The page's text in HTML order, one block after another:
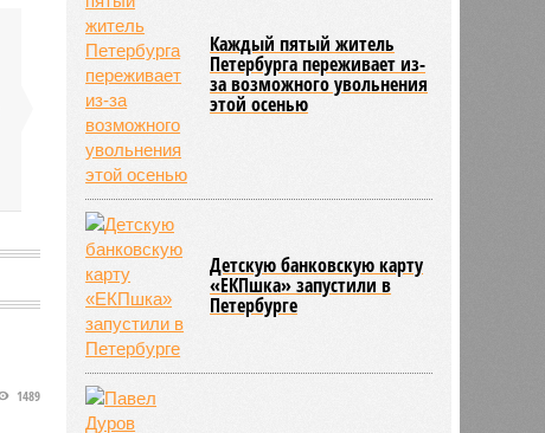
1489
Каждый пятый житель
Петербурга переживает из-
за возможного увольнения
этой осенью
Детскую банковскую карту
«ЕКПшка» запустили в
Петербурге